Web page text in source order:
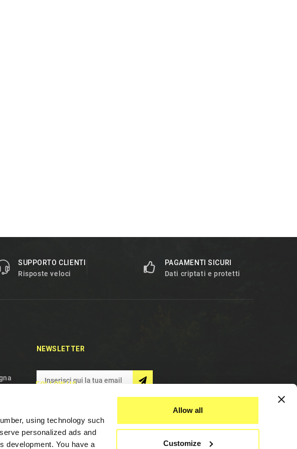
using technology such
personalized ads and
development. You have a
Allow all
Customize
SUPPORTO CLIENTI
Risposte veloci
PAGAMENTI SICURI
Dati criptati e protetti
NEWSLETTER
FOLLOW US